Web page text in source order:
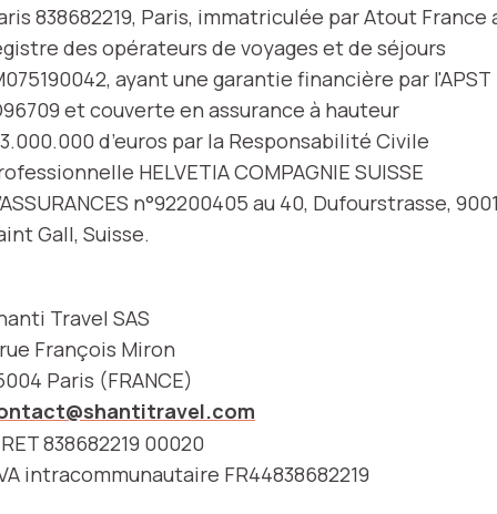
838682219, Paris, immatriculée par Atout France
des opérateurs de voyages et de séjours
ayant une garantie financière par l'APST
et couverte en assurance à hauteur
d’euros par la Responsabilité Civile
HELVETIA COMPAGNIE SUISSE
n°92200405 au 40, Dufourstrasse,
Gall, Suisse.
Travel SAS
François Miron
Paris (FRANCE)
838682219 00020
intracommunautaire FR44838682219